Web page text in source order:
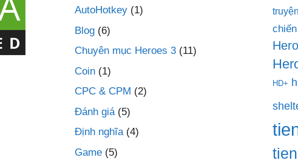
AutoHotkey (1)
Blog (6)
Chuyên mục Heroes 3 (11)
Coin (1)
CPC & CPM (2)
Đánh giá (5)
Định nghĩa(4)
Game (5)
truyện
HD+